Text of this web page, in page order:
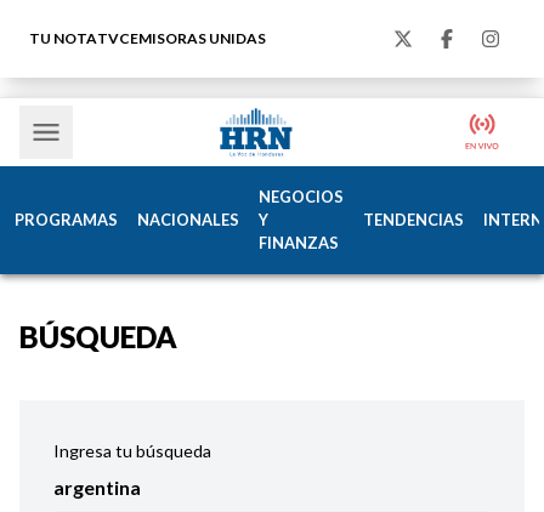
TU NOTATVCEMISORAS UNIDAS
PROGRAMAS NACIONALES
NEGOCIOS
Y
FINANZAS
TENDENCIAS
BÚSQUEDA
Ingresa tu búsqueda